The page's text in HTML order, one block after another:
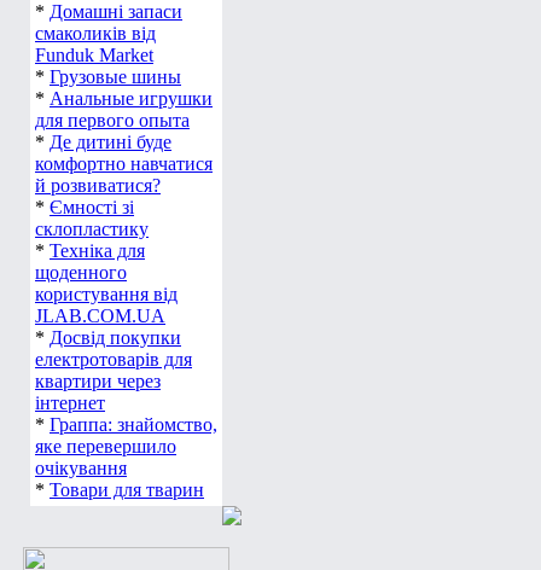
* Домашні запаси
смаколиків від
Funduk Market
* Грузовые шины
* Анальные игрушки
для первого опыта
* Де дитині буде
комфортно навчатися
й розвиватися?
* Ємності зі
склопластику
* Техніка для
щоденного
користування від
JLAB.COM.UA
* Досвід покупки
електротоварів для
квартири через
інтернет
* Граппа: знайомство,
яке перевершило
очікування
* Товари для тварин